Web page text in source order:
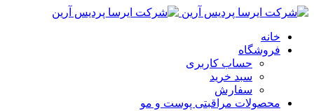
خانه
فروشگاه
حساب کاربری
سبد خرید
سفارش
محصولات مراقبتی پوست و مو